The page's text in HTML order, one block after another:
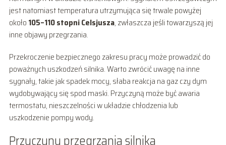
jest natomiast temperatura utrzymująca się trwale powyżej
około 105–110 stopni Celsjusza, zwłaszcza jeśli towarzyszą jej
inne objawy przegrzania.
Przekroczenie bezpiecznego zakresu pracy może prowadzić do
poważnych uszkodzeń silnika. Warto zwrócić uwagę na inne
sygnały, takie jak spadek mocy, słaba reakcja na gaz czy dym
wydobywający się spod maski. Przyczyną może być awaria
termostatu, nieszczelności w układzie chłodzenia lub
uszkodzenie pompy wody.
Przyczyny przegrzania silnika